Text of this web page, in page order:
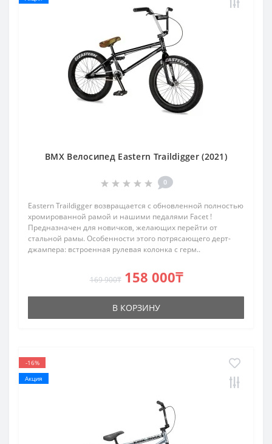
BMX Велосипед Eastern Traildigger (2021)
0
Eastern Traildigger возвращается с обновленной полностью
хромированной рамой и нашими педалями Facet !
Предназначен для новичков, желающих перейти от
стальной рамы. Особенности этого потрясающего дерт-
джампера: встроенная рулевая колонка с герм..
169 900₸ 158 000₸
В КОРЗИНУ
-16%
Акция